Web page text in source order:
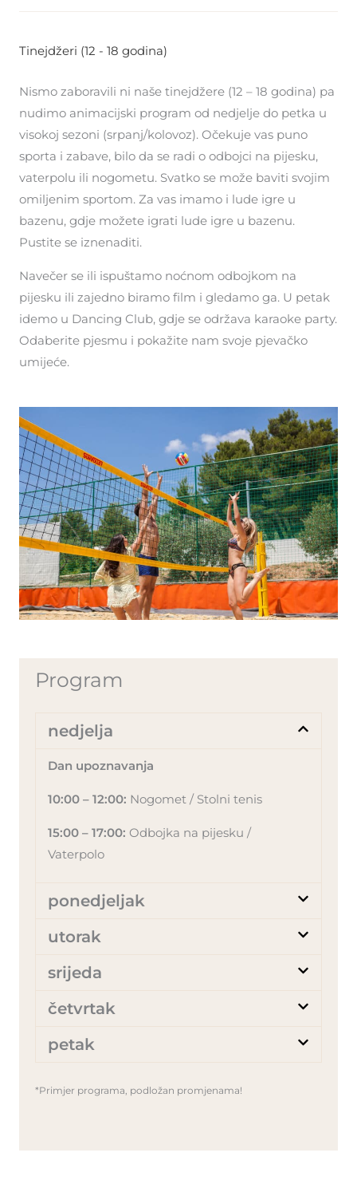
Tinejdžeri (12 - 18 godina)
Nismo zaboravili ni naše tinejdžere (12 – 18 godina) pa
nudimo animacijski program od nedjelje do petka u
visokoj sezoni (srpanj/kolovoz). Očekuje vas puno
sporta i zabave, bilo da se radi o odbojci na pijesku,
vaterpolu ili nogometu. Svatko se može baviti svojim
omiljenim sportom. Za vas imamo i lude igre u
bazenu, gdje možete igrati lude igre u bazenu.
Pustite se iznenaditi.
Navečer se ili ispuštamo noćnom odbojkom na
pijesku ili zajedno biramo film i gledamo ga. U petak
idemo u Dancing Club, gdje se održava karaoke party.
Odaberite pjesmu i pokažite nam svoje pjevačko
umijeće.
Program
nedjelja
Dan upoznavanja
10:00 – 12:00: Nogomet / Stolni tenis
15:00 – 17:00: Odbojka na pijesku /
Vaterpolo
ponedjeljak
utorak
srijeda
četvrtak
petak
*Primjer programa, podložan promjenama!